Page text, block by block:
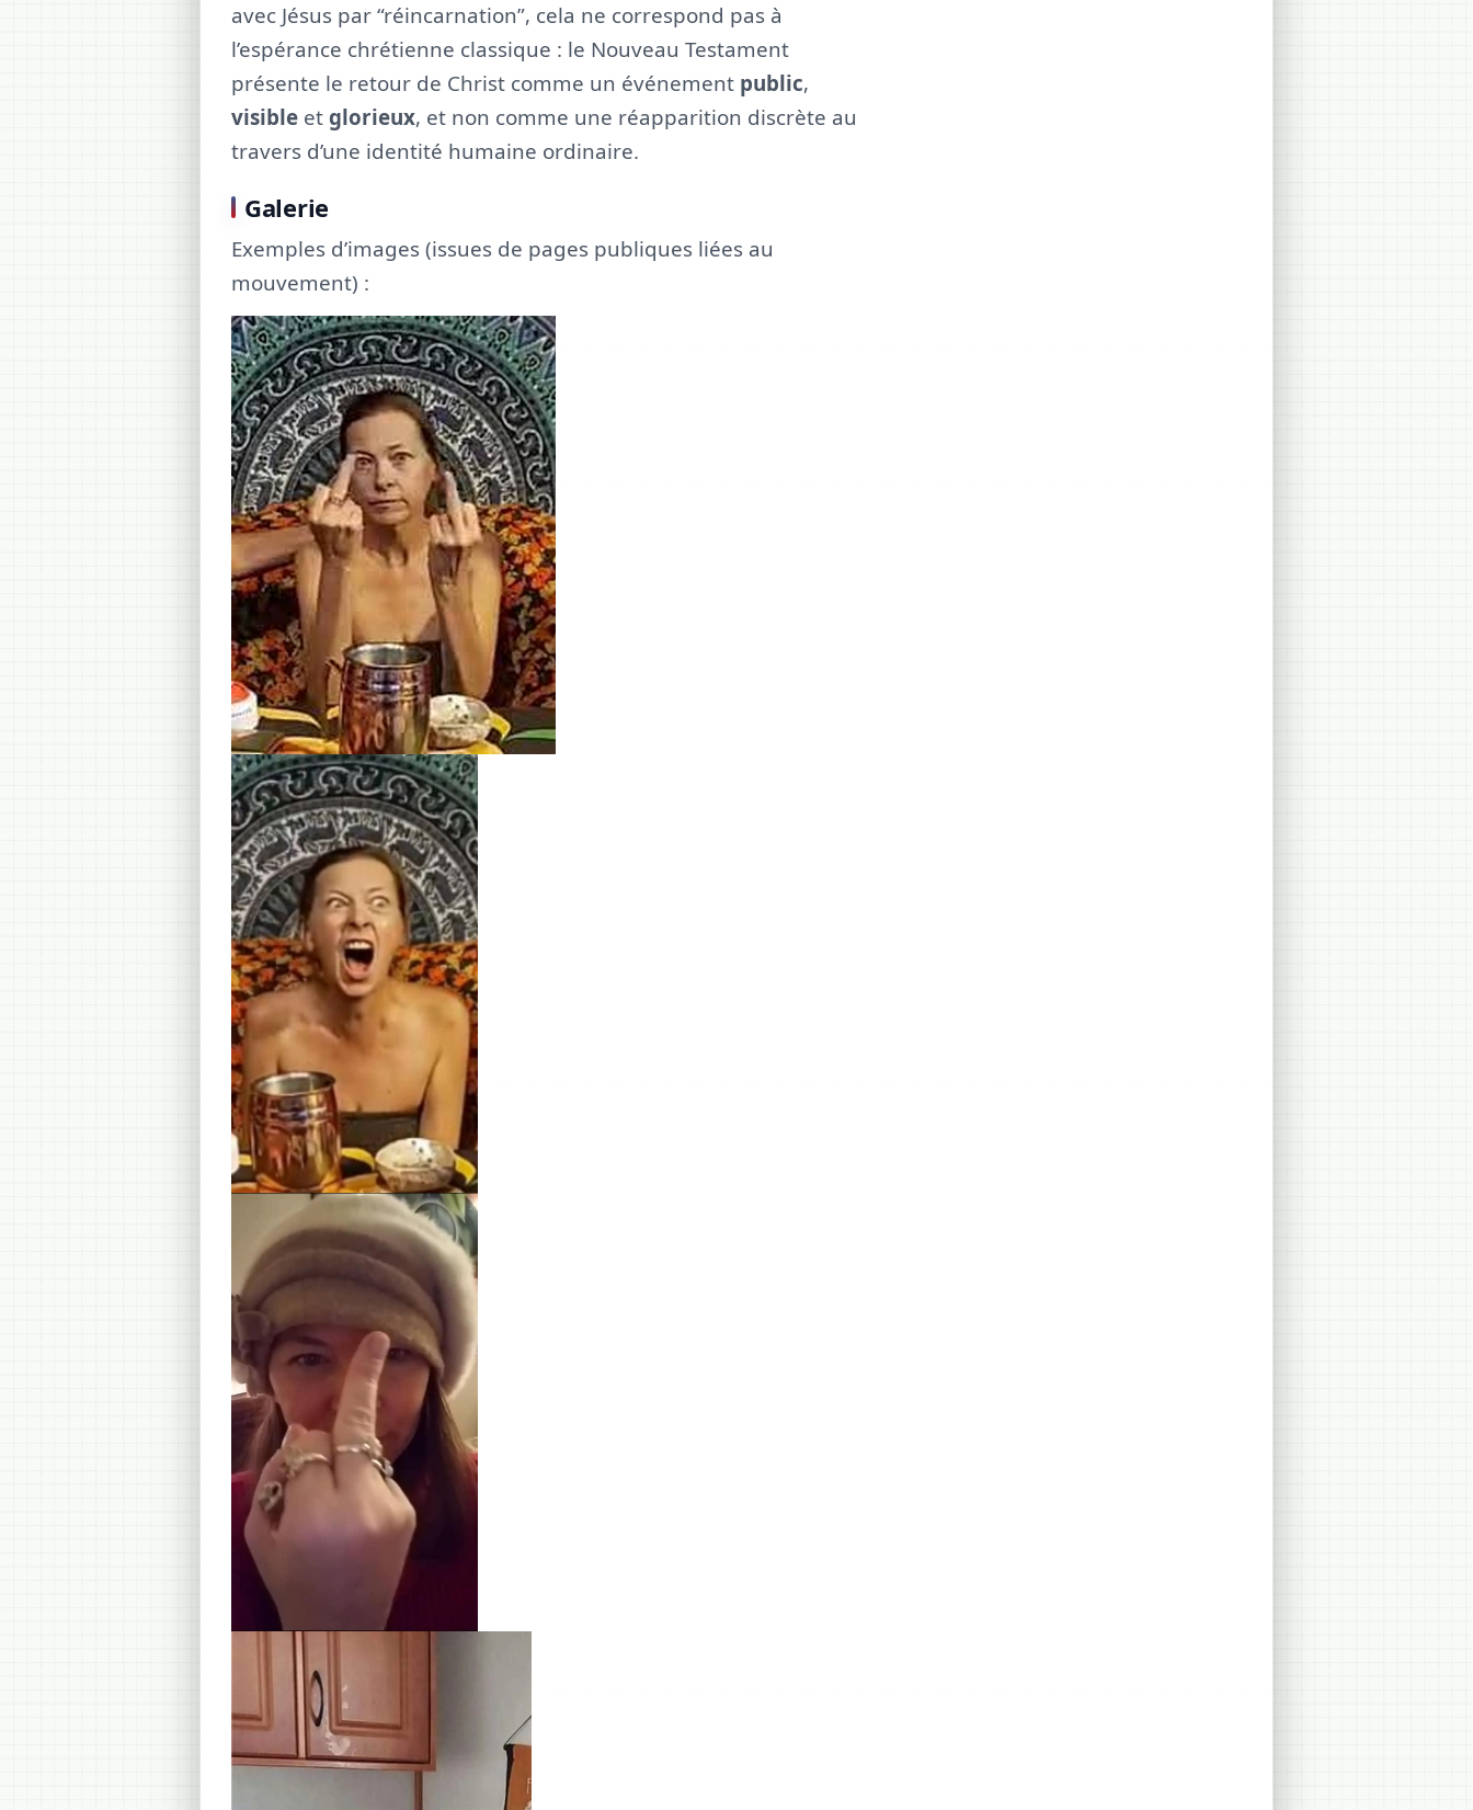
avec Jésus par “réincarnation”, cela ne correspond pas à
l’espérance chrétienne classique : le Nouveau Testament
présente le retour de Christ comme un événement public,
visible etglorieux, et non comme une réapparition discrète au
travers d’une identité humaine ordinaire.
Galerie
Exemples d’images (issues de pages publiques liées au
mouvement) :